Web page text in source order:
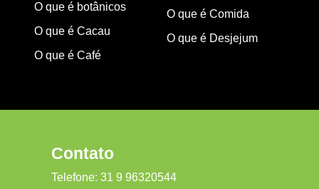
O que é botânicos
O que é Cacau
O que é Café
O que é Comida
O que é Desjejum
Contato
Telefone: 31 9 96320544